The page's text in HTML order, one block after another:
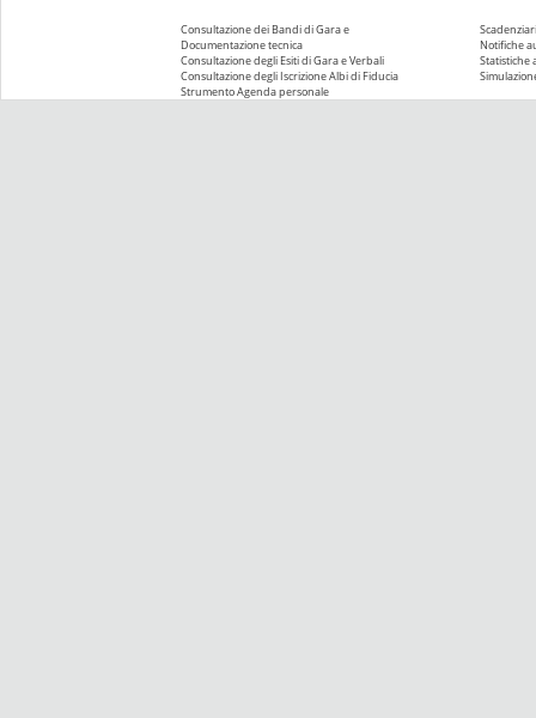
Consultazione dei Bandi di Gara e
Documentazione tecnica
Consultazione degli Esiti di Gara e Verbali
Consultazione degli Iscrizione Albi di Fiducia
Strumento Agenda personale
Notifiche
Statistiche